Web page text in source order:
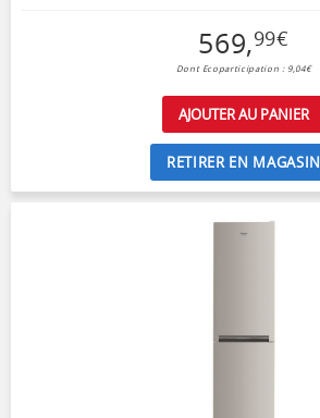
569,99€
Dont Ecoparticipation : 9,04€
AJOUTER AU PANIER
RETIRER EN MAGASIN